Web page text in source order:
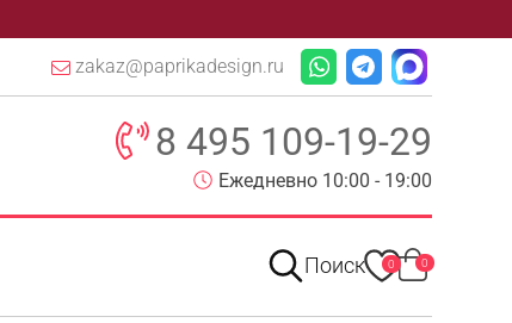
zakaz@paprikadesign.ru
8 495 109-19-29
Ежедневно 10:00 - 19:00
Поиск 0 0